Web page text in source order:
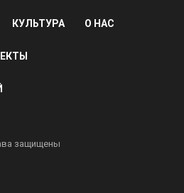
КУЛЬТУРА О НАС
защищены